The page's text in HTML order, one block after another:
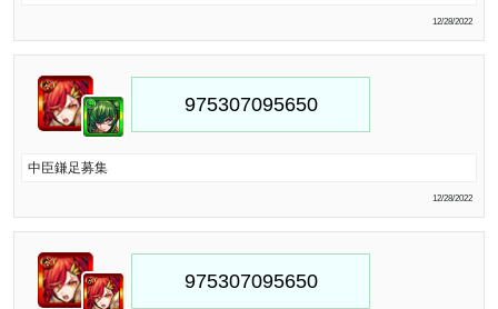
12/28/2022
中臣鎌足募集
12/28/2022